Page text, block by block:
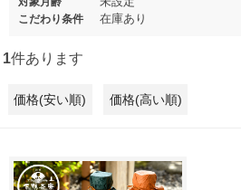
こだわり条件 在庫あり
1件あります
価格(安い順) 価格(高い順)